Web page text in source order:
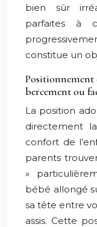
bien sûr
parfaites à
constitue un
bercement ou
La position
directement
confort de
parents
»
bébé allongé
sa tête entre
assis. Cette